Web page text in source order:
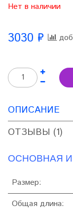
Нет в наличии
3030 ₽
ОПИСАНИЕ
ОТЗЫВЫ (1)
ОСНОВНАЯ
Размер:
Общая длина: